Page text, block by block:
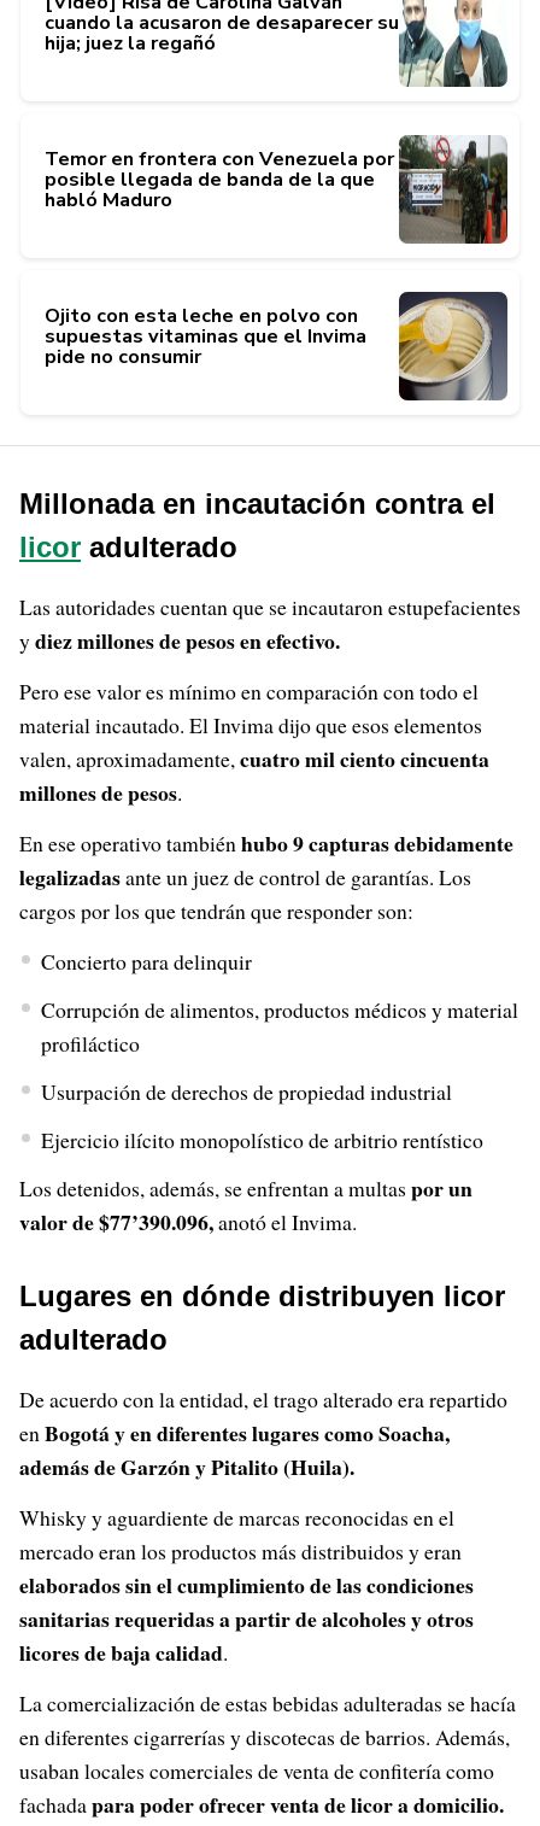
cuando la acusaron de desaparecer su
hija; juez la regañó
Temor en frontera con Venezuela por
posible llegada de banda de la que
habló Maduro
Ojito con esta leche en polvo con
supuestas vitaminas que el Invima
pide no consumir
Millonada en incautación contra el
licor adulterado
Las autoridades cuentan que se incautaron estupefacientes
ydiez millones de pesos en efectivo.
Pero ese valor es mínimo en comparación con todo el
material incautado. El Invima dijo que esos elementos
valen, aproximadamente,cuatro mil ciento cincuenta
millones de pesos.
En ese operativo tambiénhubo 9 capturas debidamente
legalizadasante un juez de control de garantías. Los
cargos por los que tendrán que responder son:
Concierto para delinquir
Corrupción de alimentos, productos médicos y material
profiláctico
Usurpación de derechos de propiedad industrial
Ejercicio ilícito monopolístico de arbitrio rentístico
Los detenidos, además, se enfrentan a multas por un
valor de $77’390.096,anotó el Invima.
Lugares en dónde distribuyen licor
adulterado
De acuerdo con la entidad, el trago alterado era repartido
enBogotá y en diferentes lugares como Soacha,
además de Garzón y Pitalito (Huila).
Whisky y aguardiente de marcas reconocidas en el
mercado eran los productos más distribuidos y eran
elaborados sin el cumplimiento de las condiciones
sanitarias requeridas a partir de alcoholes y otros
licores de baja calidad.
La comercialización de estas bebidas adulteradas se hacía
en diferentes cigarrerías y discotecas de barrios. Además,
usaban locales comerciales de venta de confitería como
fachadapara poder ofrecer venta de licor a domicilio.